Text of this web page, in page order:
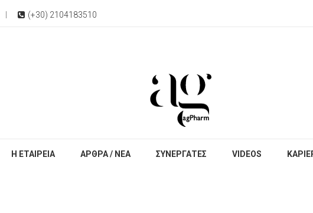
(+30) 2104183510
Η ΕΤΑΙΡΕΙΑ ΑΡΘΡΑ / ΝΕΑ ΣΥΝΕΡΓΑΤΕΣ VIDEOS